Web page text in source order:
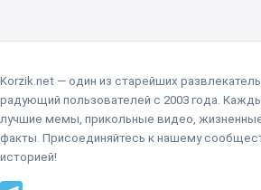
Korzik.net — один из старейших
радующий пользователей с 2003 года.
лучшие мемы, прикольные видео,
факты. Присоединяйтесь к нашему
историей!